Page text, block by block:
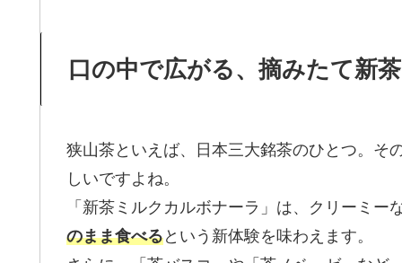
口の中で広がる、摘みたて新
狭山茶といえば、日本三大銘茶のひとつ。そ
しいですよね。
「新茶ミルクカルボナーラ」は、クリーミ
のまま食べるという新体験を味わえます。